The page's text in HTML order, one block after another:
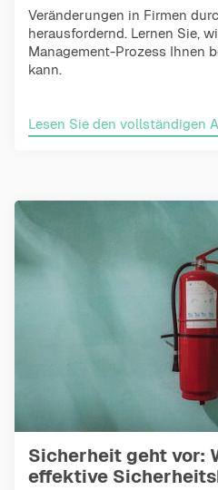
Veränderungen in Firmen
herausfordernd. Lernen Sie,
Management-Prozess Ihnen
kann.
Lesen Sie den vollständigen
Sicherheit geht vor:
effektive